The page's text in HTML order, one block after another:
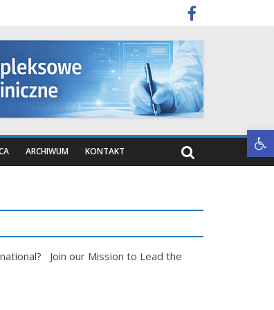
Otwórz pasek narzędzi
ARCHIWUM KONTAKT
Join our Mission to Lead the